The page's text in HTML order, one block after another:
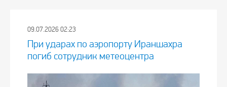
09.07.2026 02:23
При ударах по аэропорту Ираншахра
погиб сотрудник метеоцентра